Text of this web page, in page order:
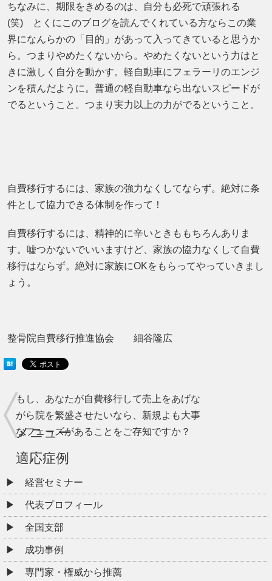
ちなみに、期限をきめるのは、自分も必死で頑張れる
(笑) とくにこのブログを読んでくれている方ならこの業
界になんらかの「目的」があって入ってきていると思うか
ら。つまりやめたくないから。やめたくないという力はと
きに激しく自分を動かす。軽自動車にフェラーリのエンジ
ンを積んだように。普通の軽自動車なら出ないスピードが
でるということ。つまり実力以上の力がでるということ。
自費移行するには、家族の強力なくしてならず。絶対に条
件として協力できる体制を作って！
自費移行するには、精神的に辛いときももちろんありま
す。嘘つかないでいいますけど、家族の協力なくして自費
移行はならず。絶対に家族にOKをもらってやっていきまし
ょう。
整骨院自費移行推進協会 細谷隆広
もし、あなたが自費移行して売上をあげな
がら院を繁盛させたいなら、新規よも大事
なフェーズがあることをご存知ですか？
メニュー
適応症例
経営セミナー
代表プロフィール
全国支部
成功事例
専門家・権威から推薦